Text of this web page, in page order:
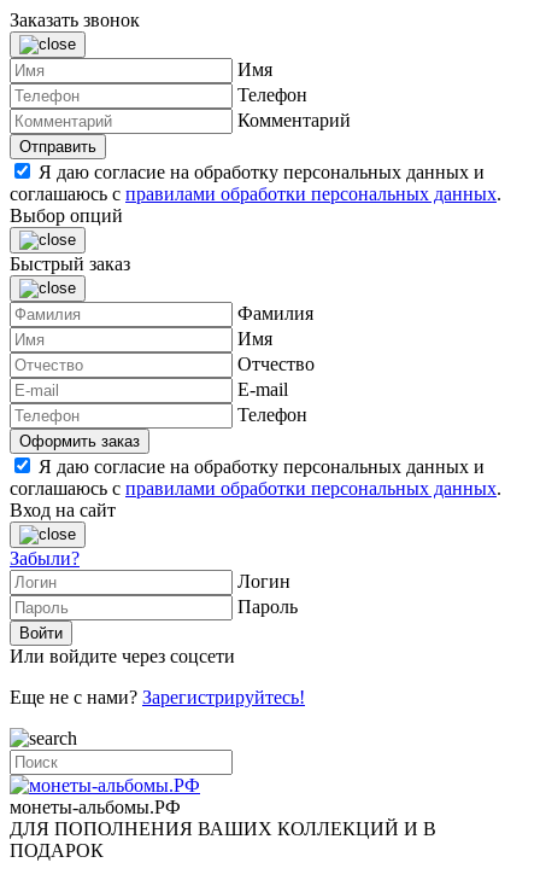
Заказать звонок
Имя
Телефон
Комментарий
Я даю согласие на обработку персональных данных и
соглашаюсь с правилами обработки персональных данных.
Выбор опций
Быстрый заказ
Фамилия
Имя
Отчество
E-mail
Телефон
Я даю согласие на обработку персональных данных и
соглашаюсь с правилами обработки персональных данных.
Вход на сайт
Забыли?
Логин
Пароль
Или войдите через соцсети
Еще не с нами? Зарегистрируйтесь!
монеты-альбомы.РФ
ДЛЯ ПОПОЛНЕНИЯ ВАШИХ КОЛЛЕКЦИЙ И В
ПОДАРОК